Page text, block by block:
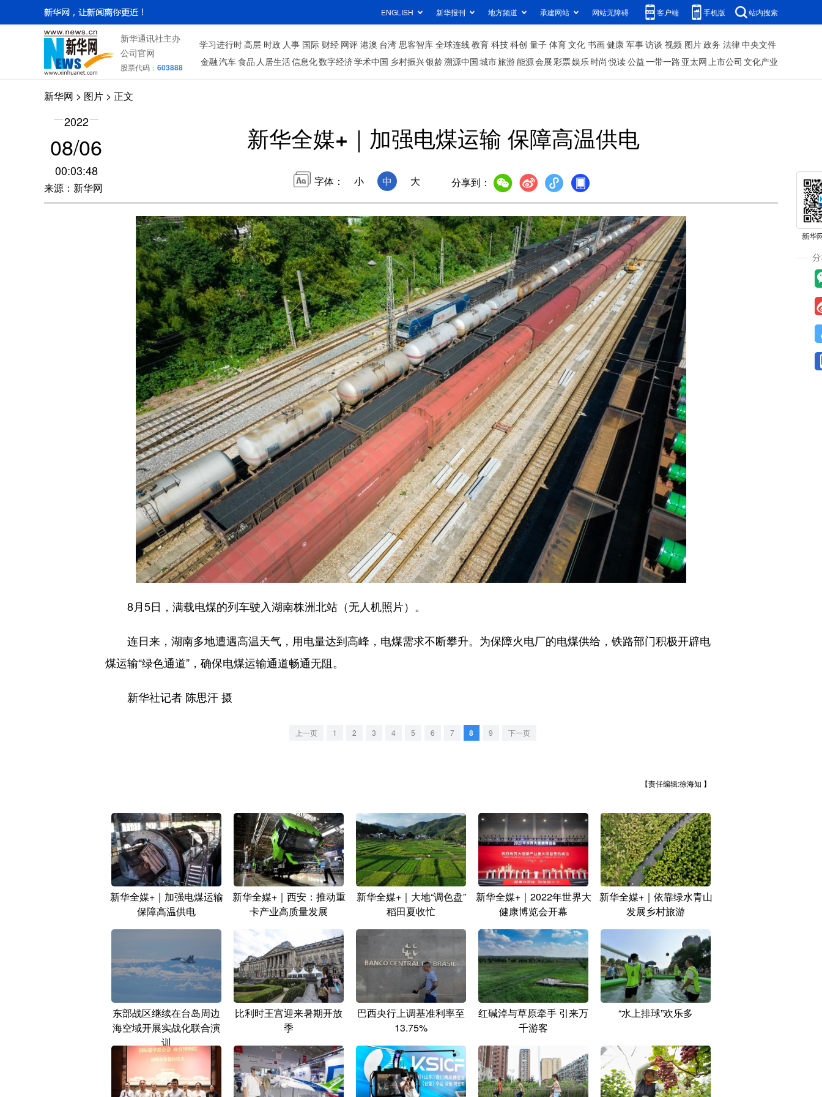
ENGLISH 新华报刊 地方频道 承建网站 网站无障碍 客户端 手机版 站内搜索
新华通讯社主办
公司官网
股票代码： 603888
学习进行时高层 时政 人事 国际 财经 网评 港澳 台湾 思客智库 全球连线教育 科技科创 量子 体育文化 书画健康 军事访谈 视频 图片政务 法律中央文件
金融汽车食品 人居生活信息化数字经济学术中国 乡村振兴银龄溯源中国城市旅游能源会展彩票娱乐时尚 悦读公益一带一路 亚太网上市公司 文化产业
新华网 > 图片 > 正文
2022
08/06
00:03:48
来源：新华网
新华全媒+｜加强电煤运输 保障高温供电
字体： 小 中 大 分享到：
8月5日，满载电煤的列车驶入湖南株洲北站（无人机照片）。
连日来，湖南多地遭遇高温天气，用电量达到高峰，电煤需求不断攀升。为保障火电厂的电煤供给，铁路部门积极开辟电
煤运输“绿色通道”，确保电煤运输通道畅通无阻。
新华社记者 陈思汗 摄
上一页 1 2 3 4 5 6 7 8 9 下一页
【责任编辑:徐海知 】
新华全媒+｜加强电煤运输
保障高温供电
新华全媒+｜西安：推动重
卡产业高质量发展
新华全媒+｜大地“调色盘”
稻田夏收忙
新华全媒+｜2022年世界大
健康博览会开幕
新华全媒+｜依靠绿水青山
发展乡村旅游
东部战区继续在台岛周边
海空域开展实战化联合演
训
比利时王宫迎来暑期开放
季
巴西央行上调基准利率至
13.75%
红碱淖与草原牵手 引来万
千游客
“水上排球”欢乐多